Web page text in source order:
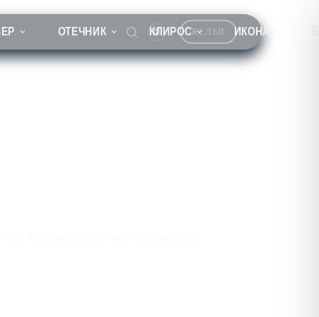
ОТЕЧНИК КЛИРОС ИКОНА
КЕЛЬЯ